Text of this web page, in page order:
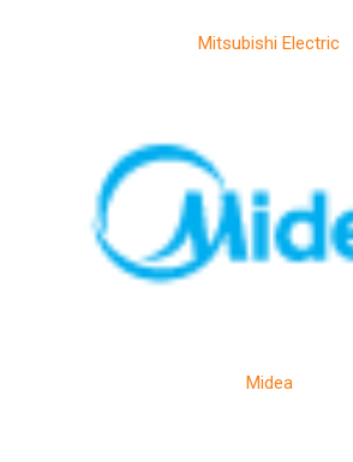
Mitsubishi Electric
Midea